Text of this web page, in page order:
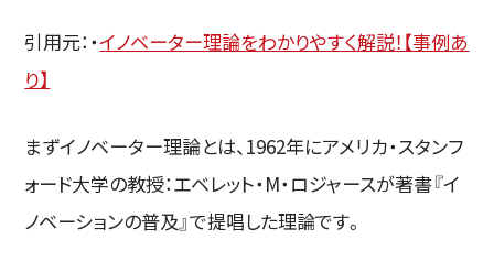
引用元：・イノベーター理論をわかりやすく解説！【事例あ
り】
まずイノベーター理論とは、1962年にアメリカ・スタンフ
ォード大学の教授：エベレット・M・ロジャースが著書『イ
ノベーションの普及』で提唱した理論です。